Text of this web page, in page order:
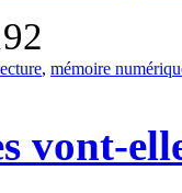
, mémoire
vont-